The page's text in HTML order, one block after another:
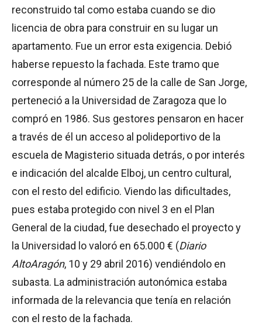
reconstruido tal como estaba cuando se dio
licencia de obra para construir en su lugar un
apartamento. Fue un error esta exigencia. Debió
haberse repuesto la fachada. Este tramo que
corresponde al número 25 de la calle de San Jorge,
perteneció a la Universidad de Zaragoza que lo
compró en 1986. Sus gestores pensaron en hacer
a través de él un acceso al polideportivo de la
escuela de Magisterio situada detrás, o por interés
e indicación del alcalde Elboj, un centro cultural,
con el resto del edificio. Viendo las dificultades,
pues estaba protegido con nivel 3 en el Plan
General de la ciudad, fue desechado el proyecto y
la Universidad lo valoró en 65.000 € (Diario
AltoAragón, 10 y 29 abril 2016) vendiéndolo en
subasta. La administración autonómica estaba
informada de la relevancia que tenía en relación
con el resto de la fachada.